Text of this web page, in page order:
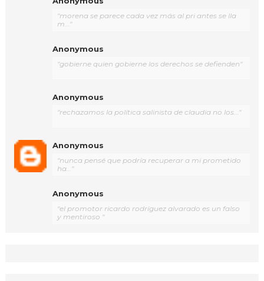
"morena se parece cada vez más al pri antes se lla
m..."
Anonymous
"gobierne quien gobierne los derechos se defienden"
Anonymous
"rechazamos la política salinista de claudia no los..."
Anonymous
"nunca pensé que podría recuperar a mi prometido
ha..."
Anonymous
"el promotor ricardo rodríguez alvarado es un falso
y mentiroso "